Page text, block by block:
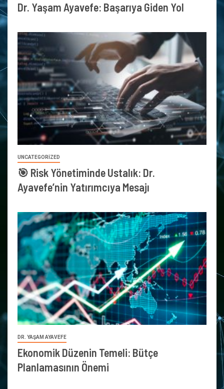
Dr. Yaşam Ayavefe: Başarıya Giden Yol
UNCATEGORIZED
🎯 Risk Yönetiminde Ustalık: Dr.
Ayavefe’nin Yatırımcıya Mesajı
DR. YAŞAM AYAVEFE
Ekonomik Düzenin Temeli: Bütçe
Planlamasının Önemi